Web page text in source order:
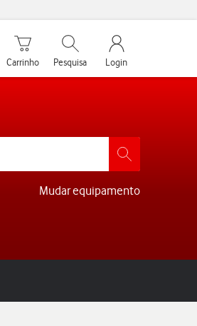
Carrinho de compras
Carrinho
Pesquisar
Pesquisa
My Vodafone
Login
Mudar equipamento